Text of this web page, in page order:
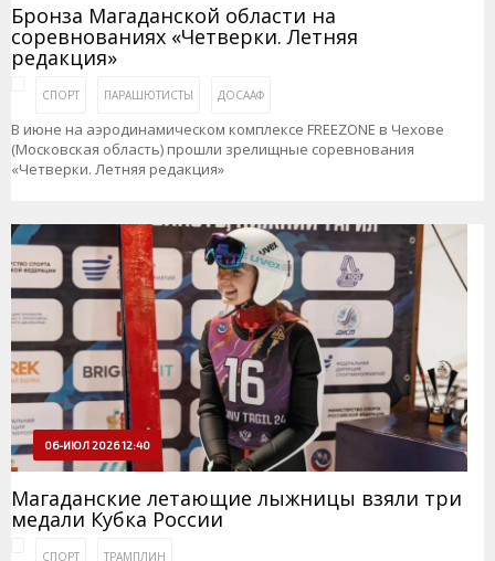
Бронза Магаданской области на
соревнованиях «Четверки. Летняя
редакция»
СПОРТ ПАРАШЮТИСТЫ ДОСААФ
В июне на аэродинамическом комплексе FREEZONE в Чехове
(Московская область) прошли зрелищные соревнования
«Четверки. Летняя редакция»
06-ИЮЛ 2026 12:40
Магаданские летающие лыжницы взяли три
медали Кубка России
СПОРТ ТРАМПЛИН